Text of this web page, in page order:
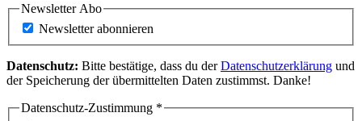
Newsletter Abo
Newsletter abonnieren
Datenschutz: Bitte bestätige, dass du derDatenschutzerklärung und
der Speicherung der übermittelten Daten zustimmst. Danke!
Datenschutz-Zustimmung *